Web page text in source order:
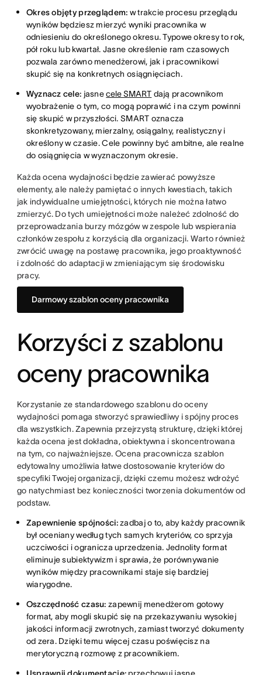
Okres objęty przeglądem: w trakcie procesu przeglądu
wyników będziesz mierzyć wyniki pracownika w
odniesieniu do określonego okresu. Typowe okresy to rok,
pół roku lub kwartał. Jasne określenie ram czasowych
pozwala zarówno menedżerowi, jak i pracownikowi
skupić się na konkretnych osiągnięciach.
Wyznacz cele: jasnecele SMART dają pracownikom
wyobrażenie o tym, co mogą poprawić i na czym powinni
się skupić w przyszłości. SMART oznacza
skonkretyzowany, mierzalny, osiągalny, realistyczny i
określony w czasie. Cele powinny być ambitne, ale realne
do osiągnięcia w wyznaczonym okresie.
Każda ocena wydajności będzie zawierać powyższe
elementy, ale należy pamiętać o innych kwestiach, takich
jak indywidualne umiejętności, których nie można łatwo
zmierzyć. Do tych umiejętności może należeć zdolność do
przeprowadzania burzy mózgów w zespole lub wspierania
członków zespołu z korzyścią dla organizacji. Warto również
zwrócić uwagę na postawę pracownika, jego proaktywność
i zdolność do adaptacji w zmieniającym się środowisku
pracy.
Darmowy szablon oceny pracownika
Korzyści z szablonu
oceny pracownika
Korzystanie ze standardowego szablonu do oceny
wydajności pomaga stworzyć sprawiedliwy i spójny proces
dla wszystkich. Zapewnia przejrzystą strukturę, dzięki której
każda ocena jest dokładna, obiektywna i skoncentrowana
na tym, co najważniejsze. Ocena pracownicza szablon
edytowalny umożliwia łatwe dostosowanie kryteriów do
specyfiki Twojej organizacji, dzięki czemu możesz wdrożyć
go natychmiast bez konieczności tworzenia dokumentów od
podstaw.
Zapewnienie spójności:zadbaj o to, aby każdy pracownik
był oceniany według tych samych kryteriów, co sprzyja
uczciwości i ogranicza uprzedzenia. Jednolity format
eliminuje subiektywizm i sprawia, że porównywanie
wyników między pracownikami staje się bardziej
wiarygodne.
Oszczędność czasu: zapewnij menedżerom gotowy
format, aby mogli skupić się na przekazywaniu wysokiej
jakości informacji zwrotnych, zamiast tworzyć dokumenty
od zera. Dzięki temu więcej czasu poświęcisz na
merytoryczną rozmowę z pracownikiem.